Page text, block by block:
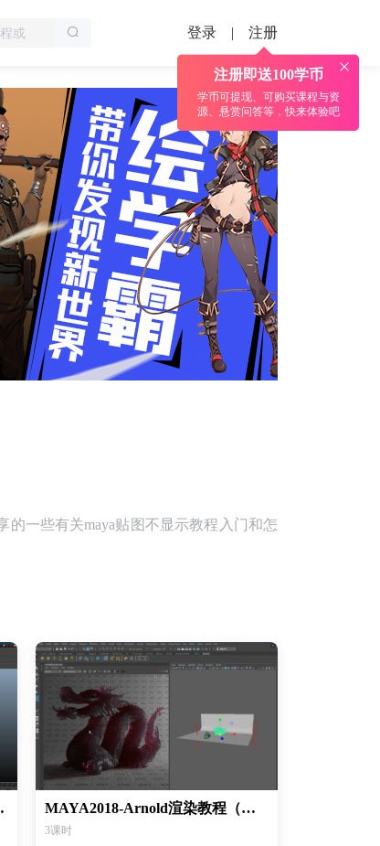
登录 |
注册即送100学币
学币可提现、可购买课程与资
源、悬赏问答等，快来体验吧
注册
的一些有关maya贴图不显示教程入门和怎
画基础教程 MAYA2018-Arnold渲染教程（材质篇）
3课时